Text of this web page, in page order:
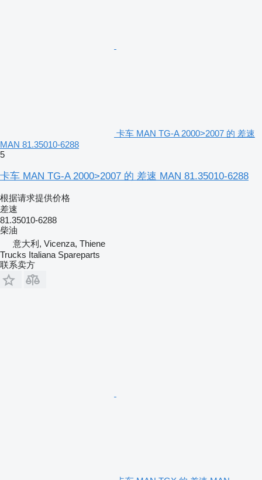
卡车 MAN TG-A 2000>2007 的 差速
MAN 81.35010-6288
5
卡车 MAN TG-A 2000>2007 的 差速 MAN 81.35010-6288
根据请求提供价格
差速
81.35010-6288
柴油
意大利, Vicenza, Thiene
Trucks Italiana Spareparts
联系卖方